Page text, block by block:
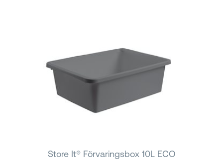
Store It® Förvaringsbox 10L ECO